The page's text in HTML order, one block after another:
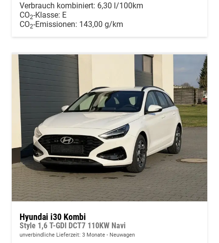
Verbrauch kombiniert: 6,30 l/100km
CO2-Klasse: E
CO2-Emissionen: 143,00 g/km
Hyundai i30 Kombi
Style 1,6 T-GDI DCT7 110KW Navi
unverbindliche Lieferzeit: 3 Monate Neuwagen